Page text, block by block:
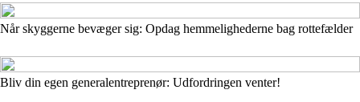
Når skyggerne bevæger sig: Opdag hemmelighederne bag rottefælder
Bliv din egen generalentreprenør: Udfordringen venter!